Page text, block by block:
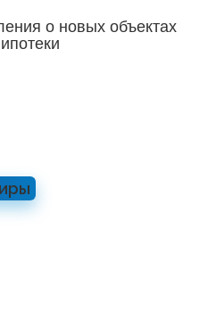
о новых объектах